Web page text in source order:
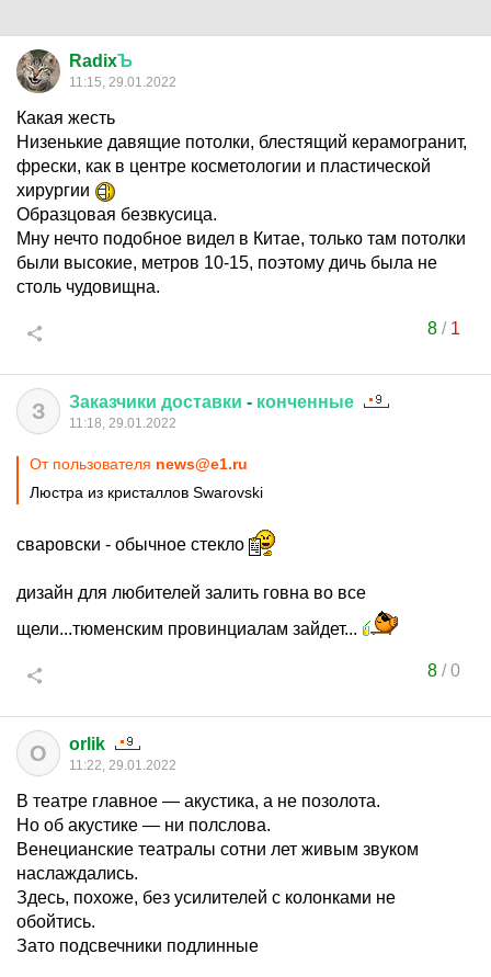
RadixЪ
11:15, 29.01.2022
Какая жесть
Низенькие давящие потолки, блестящий керамогранит,
фрески, как в центре косметологии и пластической
хирургии
Образцовая безвкусица.
Мну нечто подобное видел в Китае, только там потолки
были высокие, метров 10-15, поэтому дичь была не
столь чудовищна.
8/ 1
З Заказчики доставки - конченные
11:18, 29.01.2022
От пользователя news@e1.ru
Люстра из кристаллов Swarovski
сваровски - обычное стекло
дизайн для любителей залить говна во все
щели...тюменским провинциалам зайдет...
8/0
O orlik
11:22, 29.01.2022
В театре главное — акустика, а не позолота.
Но об акустике — ни полслова.
Венецианские театралы сотни лет живым звуком
наслаждались.
Здесь, похоже, без усилителей с колонками не
обойтись.
Зато подсвечники подлинные